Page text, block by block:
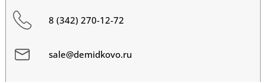
8 (342) 270-12-72
sale@demidkovo.ru